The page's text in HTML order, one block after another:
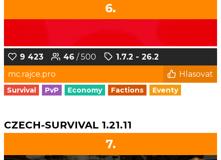
6.
9 423 46 / 500
1.7.2 - 26.2
mc.rajce.pro
Hlasovat
Survival PvP Economy Factions Eventy
CZECH-SURVIVAL 1.21.11
7.